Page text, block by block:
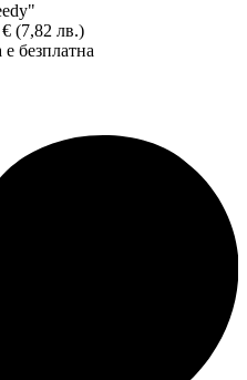
(7,82 лв.)
е безплатна